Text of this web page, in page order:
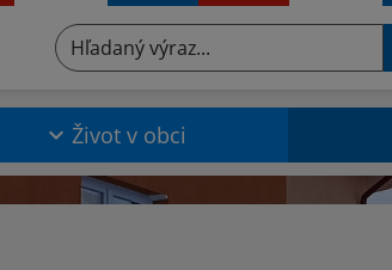
Hľadaný výraz...
Život v obci